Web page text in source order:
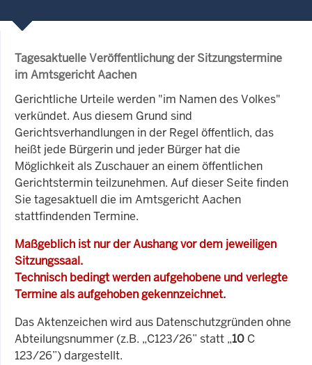
Tagesaktuelle Veröffentlichung der Sitzungstermine
im Amtsgericht Aachen
Gerichtliche Urteile werden "im Namen des Volkes"
verkündet. Aus diesem Grund sind
Gerichtsverhandlungen in der Regel öffentlich, das
heißt jede Bürgerin und jeder Bürger hat die
Möglichkeit als Zuschauer an einem öffentlichen
Gerichtstermin teilzunehmen. Auf dieser Seite finden
Sie tagesaktuell die im Amtsgericht Aachen
stattfindenden Termine.
Maßgeblich ist nur der Aushang vor dem jeweiligen
Sitzungssaal.
Technisch bedingt werden aufgehobene und verlegte
Termine als aufgehoben gekennzeichnet.
Das Aktenzeichen wird aus Datenschutzgründen ohne
Abteilungsnummer (z.B. „C123/26” statt „10 C
123/26”) dargestellt.